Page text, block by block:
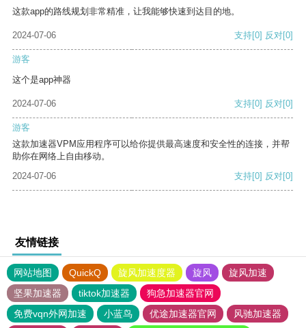
这款app的路线规划非常精准，让我能够快速到达目的地。
2024-07-06 支持[0] 反对[0]
游客
这个是app神器
2024-07-06 支持[0] 反对[0]
游客
这款加速器VPM应用程序可以给你提供最高速度和安全性的连接，并帮
助你在网络上自由移动。
2024-07-06
支持[0] 反对[0]
友情链接
网站地图 QuickQ 旋风加速度器 旋风
旋风加速
坚果加速器
tiktok加速器
狗急加速器官网
免费vqn外网加速
小蓝鸟 优途加速器官网
风驰加速器